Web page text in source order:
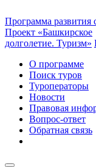
Программа развития
Проект «Башкирское
долголетие. Туризм»
О программе
Поиск туров
Туроператоры
Новости
Правовая
Вопрос-ответ
Обратная связь